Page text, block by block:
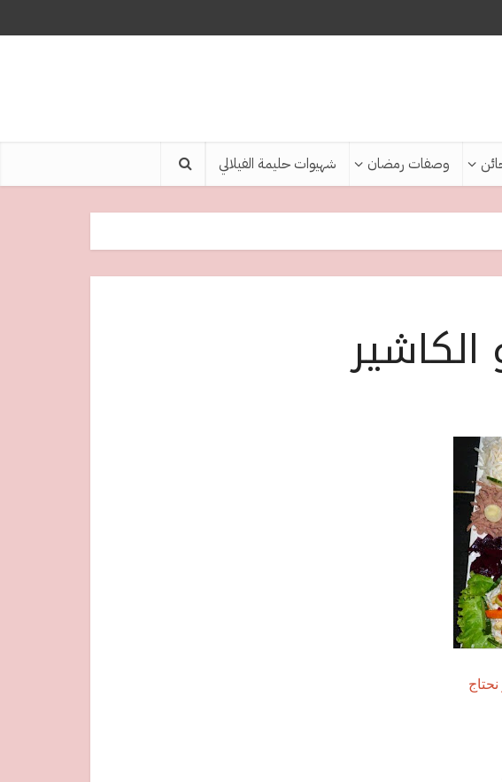
وصفات رمضان شهيوات حليمة الفيلالي
الكاشير